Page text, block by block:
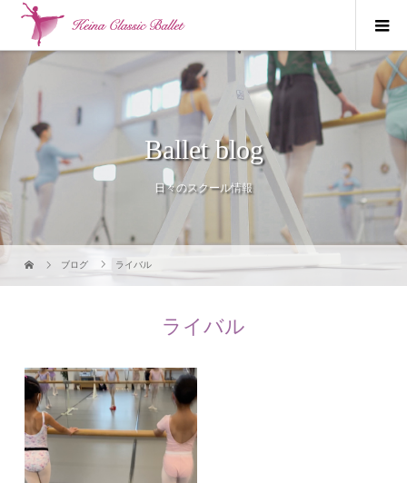
Ballet blog
日々のスクール情報
ブログ ライバル
ライバル